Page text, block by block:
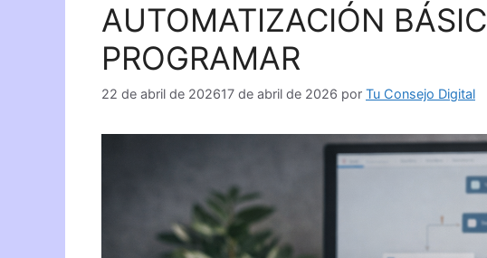
AUTOMATIZACIÓN
PROGRAMAR
22 de abril de 202617 de abril de 2026 por Tu Consejo Digital